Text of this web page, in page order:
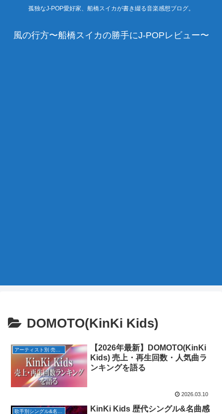
孤独なJ-POP愛好家、船橋スイカが書き綴る音楽感想ブログ。
風の行方〜船橋スイカの勝手にJ-POPレビュー〜
DOMOTO(KinKi Kids)
アーティスト別 売上・再生回数ランキング
【2026年最新】DOMOTO(KinKi
Kids) 売上・再生回数・人気曲ラ
ンキングを語る
2026.03.10
KinKi Kids 歴代シングル&名曲感